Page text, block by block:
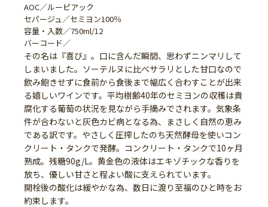
AOC／ルーピアック
セパージュ／セミヨン100％
容量・入数／750ml/12
バーコード／
その名は『喜び』。口に含んだ瞬間、思わずニンマリして
しまいました。ソーテルヌに比べサラリとした甘口なので
飲み飽きせずに食前から食後まで幅広く合わすことが出来
る嬉しいワインです。平均樹齢40年のセミヨンの収穫は貴
腐化する葡萄の状況を見ながら手摘みでされます。気象条
件が合わないと灰色カビ病となる為、まさしく自然の恵み
である訳です。やさしく圧搾したのち天然酵母を使いコン
クリート・タンクで発酵。コンクリート・タンクで10ヶ月
熟成。残糖90g/L。黄金色の液体はエキゾチックな香りを
放ち、優しい甘さと程よい酸に支えられています。
開栓後の酸化は緩やかな為、数日に渡り至福のひと時をお
約束します。